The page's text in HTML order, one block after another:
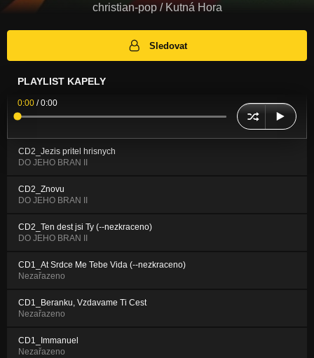
christian-pop / Kutná Hora
Sledovat
PLAYLIST KAPELY
0:00 /0:00
CD2_Jezis pritel hrisnych
DO JEHO BRAN II
CD2_Znovu
DO JEHO BRAN II
CD2_Ten dest jsi Ty (--nezkraceno)
DO JEHO BRAN II
CD1_At Srdce Me Tebe Vida (--nezkraceno)
Nezařazeno
CD1_Beranku, Vzdavame Ti Cest
Nezařazeno
CD1_Immanuel
Nezařazeno